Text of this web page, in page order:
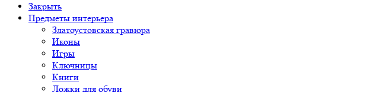
Закрыть
Предметы интерьера
Златоустовская гравюра
Иконы
Игры
Ключницы
Книги
Ложки для обуви